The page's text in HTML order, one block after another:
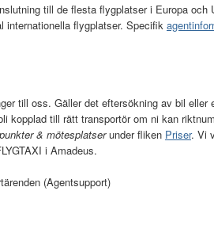
till de flesta flygplatser i Europa
internationella flygplatser. Specifik
till oss. Gäller det eftersökning av bil
kopplad till rätt transportör om ni kan
& mötesplatserunder fliken Priser. Vi
i Amadeus.
(Agentsupport)